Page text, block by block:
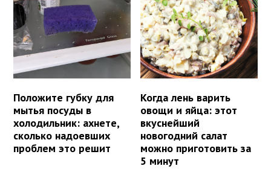
Положите губку для
мытья посуды в
холодильник: ахнете,
сколько надоевших
проблем это решит
Когда лень варить
овощи и яйца: этот
вкуснейший
новогодний салат
можно приготовить за
5 минут